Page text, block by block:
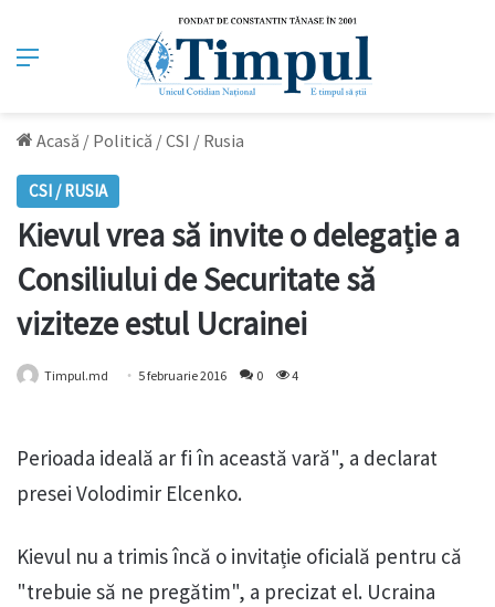
Meniu
Acasă / Politică /CSI / Rusia
CSI / RUSIA
Kievul vrea să invite o delegație a
Consiliului de Securitate să
viziteze estul Ucrainei
Timpul.md 5 februarie 2016 0 4
Perioada ideală ar fi în această vară", a declarat
presei Volodimir Elcenko.
Kievul nu a trimis încă o invitație oficială pentru că
"trebuie să ne pregătim", a precizat el. Ucraina